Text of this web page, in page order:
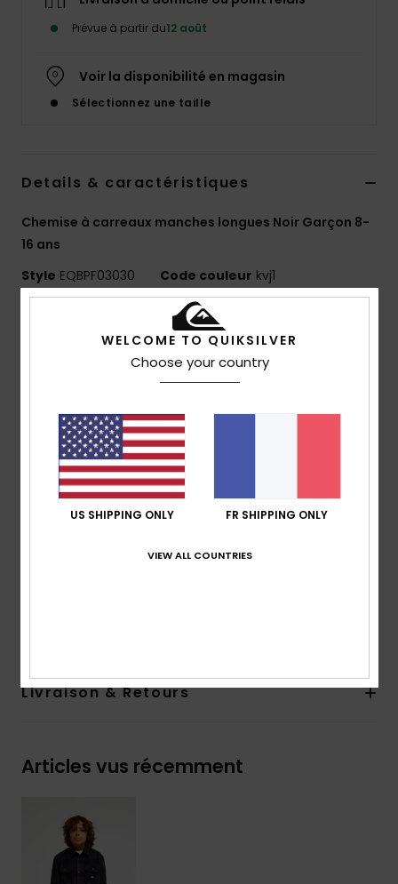
Prévue à partir du12 août
Voir la disponibilité en magasin
Sélectionnez une taille
Details & caractéristiques
Chemise à carreaux manches longues Noir Garçon 8-
16 ans
Style EQBPF03030 Code couleur kvj1
aventures quotidiennes / temps froid
technologie WarmFlight pour une
respirabilité
Made Better :fabriqué avec 100 % de fibres de
polyester recyclé issues de déchets plastiques
Matière :100 % polyester recyclé
240 g/m2
2 poches poitrine
Livraison & Retours
Articles vus récemment
WELCOME TO QUIKSILVER
Choose your country
US SHIPPING ONLY FR SHIPPING ONLY
VIEW ALL COUNTRIES